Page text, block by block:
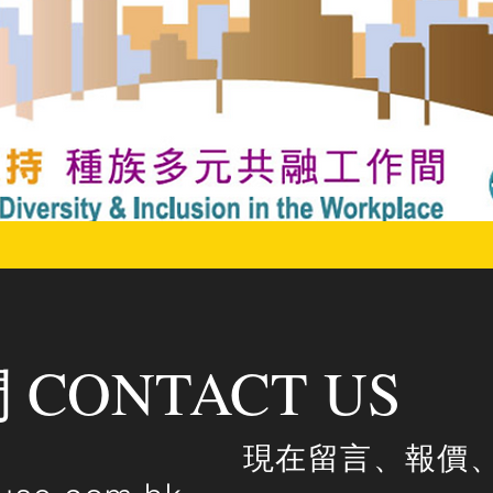
US
現在留言、報價